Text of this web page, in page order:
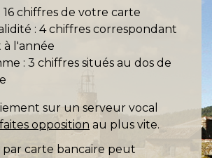
chiffres de votre carte
: 4 chiffres correspondant
à l'année
: 3 chiffres situés au dos de
sur un serveur vocal
faites opposition au plus vite.
par carte bancaire peut